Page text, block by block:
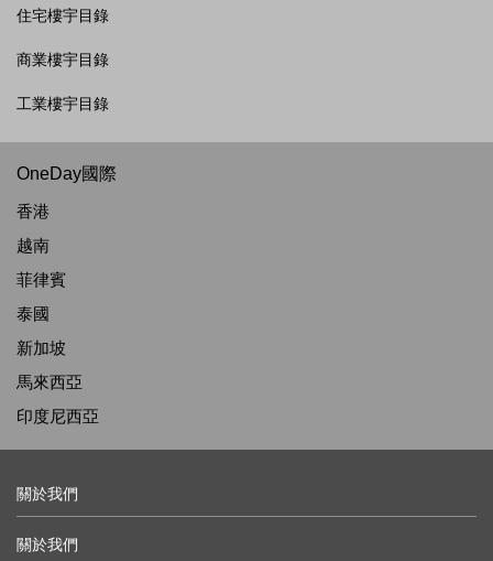
住宅樓宇目錄
商業樓宇目錄
工業樓宇目錄
OneDay國際
香港
越南
菲律賓
泰國
新加坡
馬來西亞
印度尼西亞
關於我們
關於我們